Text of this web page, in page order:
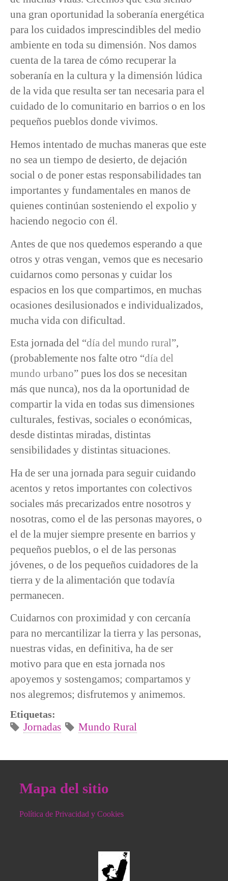
una gran oportunidad la soberanía energética
para los cuidados imprescindibles del medio
ambiente en toda su dimensión. Nos damos
cuenta de la tarea de cómo recuperar la
soberanía en la cultura y la dimensión lúdica
de la vida que resulta ser tan necesaria para el
cuidado de lo comunitario en barrios o en los
pequeños pueblos donde vivimos.
Hemos intentado de muchas maneras que este
no sea un tiempo de desierto, de dejación
social o de poner estas responsabilidades tan
importantes y fundamentales en manos de
quienes continúan sosteniendo el expolio y
haciendo negocio con él.
Antes de que nos quedemos esperando a que
otros y otras vengan, vemos que es necesario
cuidarnos como personas y cuidar los
espacios en los que compartimos, en muchas
ocasiones desilusionados e individualizados,
mucha vida con dificultad.
Esta jornada del “día del mundo rural”,
(probablemente nos falte otro “día del
mundo urbano” pues los dos se necesitan
más que nunca), nos da la oportunidad de
compartir la vida en todas sus dimensiones
culturales, festivas, sociales o económicas,
desde distintas miradas, distintas
sensibilidades y distintas situaciones.
Ha de ser una jornada para seguir cuidando
acentos y retos importantes con colectivos
sociales más precarizados entre nosotros y
nosotras, como el de las personas mayores, o
el de la mujer siempre presente en barrios y
pequeños pueblos, o el de las personas
jóvenes, o de los pequeños cuidadores de la
tierra y de la alimentación que todavía
permanecen.
Cuidarnos con proximidad y con cercanía
para no mercantilizar la tierra y las personas,
nuestras vidas, en definitiva, ha de ser
motivo para que en esta jornada nos
apoyemos y sostengamos; compartamos y
nos alegremos; disfrutemos y animemos.
Etiquetas:
Jornadas Mundo Rural
Mapa del sitio
Política de Privacidad y Cookies